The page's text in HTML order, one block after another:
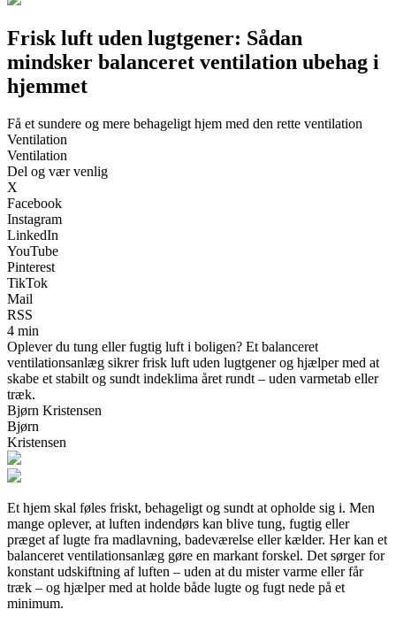
Frisk luft uden lugtgener: Sådan
mindsker balanceret ventilation ubehag i
hjemmet
Få et sundere og mere behageligt hjem med den rette ventilation
Ventilation
Ventilation
Del og vær venlig
X
Facebook
Instagram
LinkedIn
YouTube
Pinterest
TikTok
Mail
RSS
4 min
Oplever du tung eller fugtig luft i boligen? Et balanceret
ventilationsanlæg sikrer frisk luft uden lugtgener og hjælper med at
skabe et stabilt og sundt indeklima året rundt – uden varmetab eller
træk.
Bjørn Kristensen
Bjørn
Kristensen
Et hjem skal føles friskt, behageligt og sundt at opholde sig i. Men
mange oplever, at luften indendørs kan blive tung, fugtig eller
præget af lugte fra madlavning, badeværelse eller kælder. Her kan et
balanceret ventilationsanlæg gøre en markant forskel. Det sørger for
konstant udskiftning af luften – uden at du mister varme eller får
træk – og hjælper med at holde både lugte og fugt nede på et
minimum.